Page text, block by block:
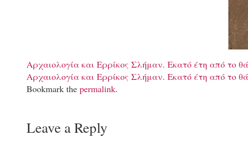
Αρχαιολογία και Ερρίκος Σλήμαν. Εκατό έτη από το
Αρχαιολογία και Ερρίκος Σλήμαν. Εκατό έτη από το
Bookmark the permalink.
Leave a Reply